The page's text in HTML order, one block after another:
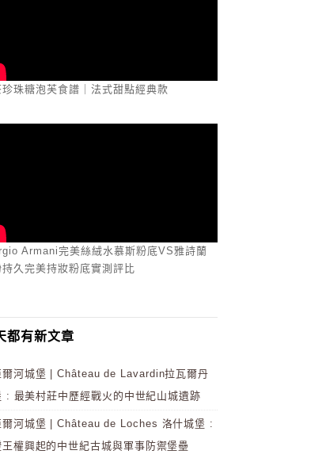
珍珠糖泡芙食譜｜法式甜點經典款
Armani完美絲絨水慕斯粉底VS雅詩蘭
持久完美持妝粉底實測評比
都有新文章
爾河城堡 | Château de Lavardin拉瓦爾丹
: 最美村莊中歷經戰火的中世紀山城遺跡
爾河城堡 | Château de Loches 洛什城堡 :
王權興起的中世紀古城與軍事防禦堡壘